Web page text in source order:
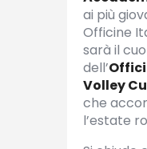
ai più
Officine
sarà il
dell’
Volley
che
l’estate